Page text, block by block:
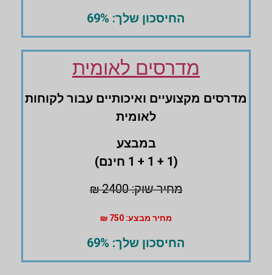
החיסכון שלך: 69%
מדרסים לאומית
מדרסים ‏מקצועיים ואיכותיים עבור לקוחות
לאומית
במבצע
(1 + 1 + 1 חינם)
מחיר שוק: 2400 ₪
מחיר מבצע: 750 ₪
החיסכון שלך: 69%